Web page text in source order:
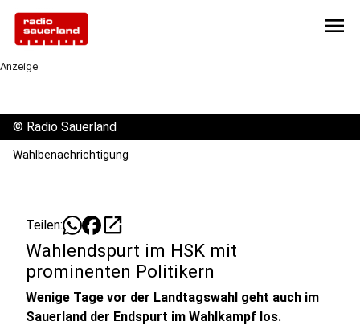
menu
Anzeige
© Radio Sauerland
Wahlbenachrichtigung
Teilen: open_in_new
Wahlendspurt im HSK mit
prominenten Politikern
Wenige Tage vor der Landtagswahl geht auch im
Sauerland der Endspurt im Wahlkampf los.